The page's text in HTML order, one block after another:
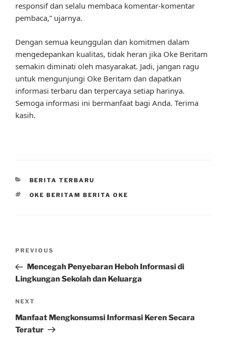
responsif dan selalu membaca komentar-komentar
pembaca,” ujarnya.
Dengan semua keunggulan dan komitmen dalam
mengedepankan kualitas, tidak heran jika Oke Beritam
semakin diminati oleh masyarakat. Jadi, jangan ragu
untuk mengunjungi Oke Beritam dan dapatkan
informasi terbaru dan terpercaya setiap harinya.
Semoga informasi ini bermanfaat bagi Anda. Terima
kasih.
CATEGORIES
BERITA TERBARU
TAGS
OKE BERITAM BERITA OKE
Previous
Post
PREVIOUS
Mencegah Penyebaran Heboh Informasi di
Lingkungan Sekolah dan Keluarga
Next
Post
NEXT
Manfaat Mengkonsumsi Informasi Keren Secara
Teratur